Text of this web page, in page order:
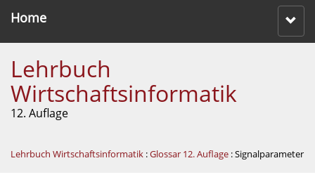
Home
Lehrbuch
Wirtschaftsinformatik
12. Auflage
Lehrbuch Wirtschaftsinformatik :Glossar 12. Auflage : Signalparameter